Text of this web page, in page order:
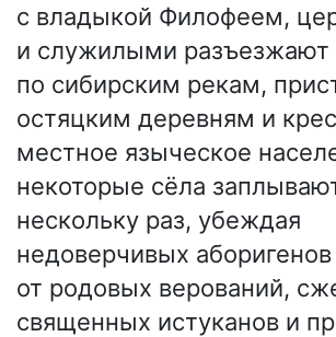
с владыкой Филофеем,
и служилыми разъезжают
по сибирским рекам,
остяцким деревням и
местное языческое
некоторые сёла
нескольку раз, убеждая
недоверчивых аборигенов
от родовых верований,
священных истуканов и